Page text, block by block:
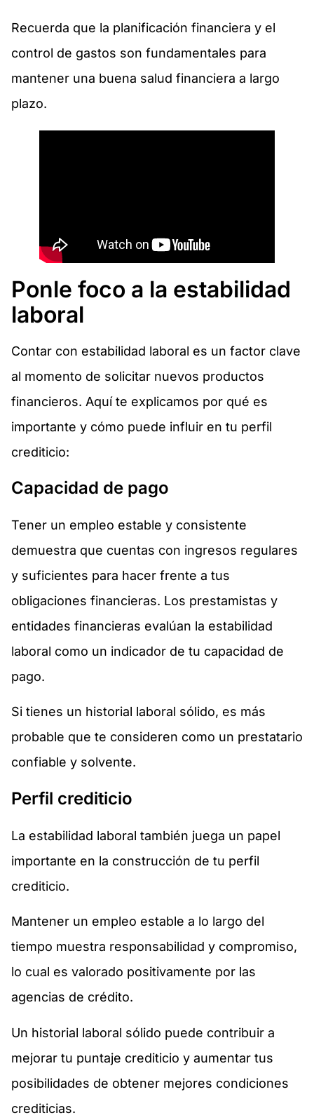
Recuerda que la planificación financiera y el
control de gastos son fundamentales para
mantener una buena salud financiera a largo
plazo.
Ponle foco a la estabilidad
laboral
Contar con estabilidad laboral es un factor clave
al momento de solicitar nuevos productos
financieros. Aquí te explicamos por qué es
importante y cómo puede influir en tu perfil
crediticio:
Capacidad de pago
Tener un empleo estable y consistente
demuestra que cuentas con ingresos regulares
y suficientes para hacer frente a tus
obligaciones financieras. Los prestamistas y
entidades financieras evalúan la estabilidad
laboral como un indicador de tu capacidad de
pago.
Si tienes un historial laboral sólido, es más
probable que te consideren como un prestatario
confiable y solvente.
Perfil crediticio
La estabilidad laboral también juega un papel
importante en la construcción de tu perfil
crediticio.
Mantener un empleo estable a lo largo del
tiempo muestra responsabilidad y compromiso,
lo cual es valorado positivamente por las
agencias de crédito.
Un historial laboral sólido puede contribuir a
mejorar tu puntaje crediticio y aumentar tus
posibilidades de obtener mejores condiciones
crediticias.